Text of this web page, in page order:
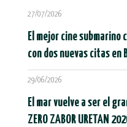
27/07/2026
El mejor cine
con dos nuevas citas en
29/06/2026
El mar vuelve a ser el
ZERO ZABOR URETAN